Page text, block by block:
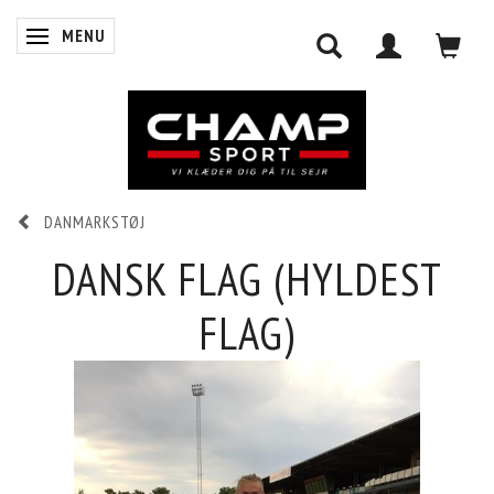
SKIFTE NAVIGATION
MENU
LOG IND
DANMARKSTØJ
DANSK FLAG (HYLDEST
FLAG)